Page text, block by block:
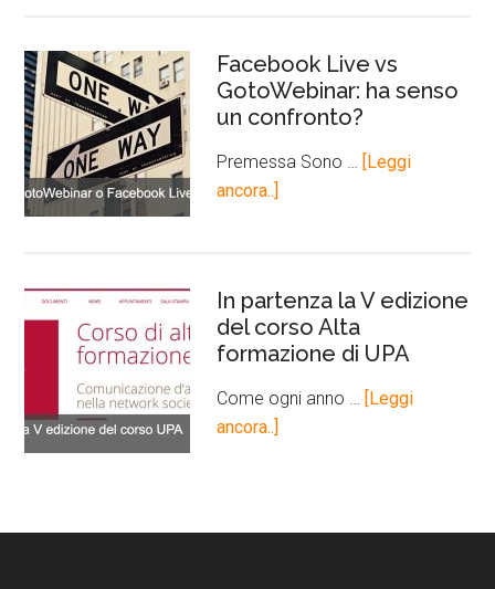
Facebook Live vs
GotoWebinar: ha senso
un confronto?
Premessa Sono …
[Leggi
ancora..]
In partenza la V edizione
del corso Alta
formazione di UPA
Come ogni anno …
[Leggi
ancora..]